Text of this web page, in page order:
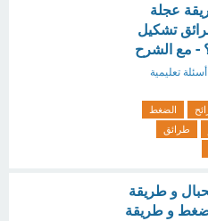
عجلة
تشكيل
- مع الشرح
أسئلة تعليمية
الضغط
طرائق
و طريقة
و طريقة